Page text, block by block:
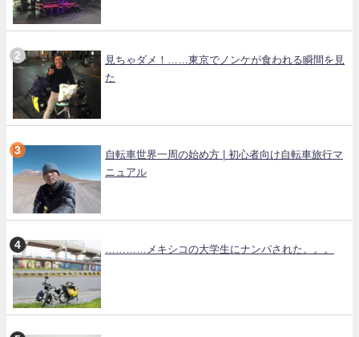
見ちゃダメ！……東京でノンケが食われる瞬間を見
た
自転車世界一周の始め方 | 初心者向け自転車旅行マ
ニュアル
…………メキシコの大学生にナンパされた。。。